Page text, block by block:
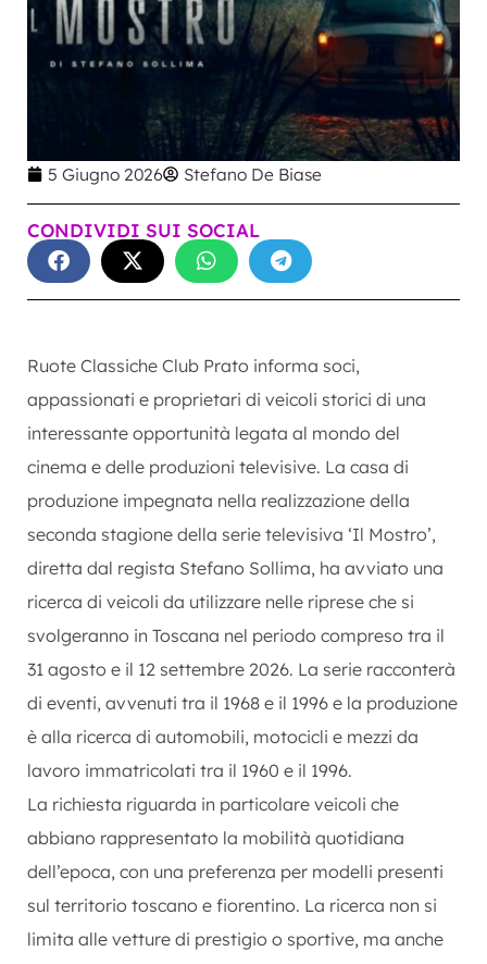
5 Giugno 2026 Stefano De Biase
CONDIVIDI SUI SOCIAL
Ruote Classiche Club Prato informa soci,
appassionati e proprietari di veicoli storici di una
interessante opportunità legata al mondo del
cinema e delle produzioni televisive. La casa di
produzione impegnata nella realizzazione della
seconda stagione della serie televisiva ‘Il Mostro’,
diretta dal regista Stefano Sollima, ha avviato una
ricerca di veicoli da utilizzare nelle riprese che si
svolgeranno in Toscana nel periodo compreso tra il
31 agosto e il 12 settembre 2026. La serie racconterà
di eventi, avvenuti tra il 1968 e il 1996 e la produzione
è alla ricerca di automobili, motocicli e mezzi da
lavoro immatricolati tra il 1960 e il 1996.
La richiesta riguarda in particolare veicoli che
abbiano rappresentato la mobilità quotidiana
dell’epoca, con una preferenza per modelli presenti
sul territorio toscano e fiorentino. La ricerca non si
limita alle vetture di prestigio o sportive, ma anche